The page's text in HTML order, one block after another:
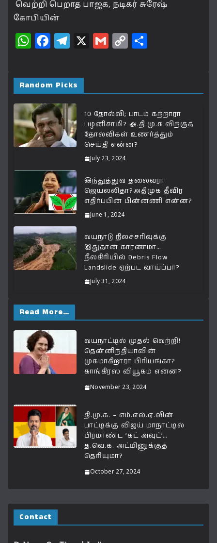
வெற்றி பெறாத பாஜக, நடிகர் சுரேஷ்
கோபியின்
W
s
A
p
p
F
e
b
o
o
k
T
g
ra
m
X
G
C
n
k
Random Picks
10 தோல்வி; பாடம் கற்றாரா
பழனிசாமி? அ.தி.மு.க.விற்குத்
தோல்விகள் உணர்த்தும்
செய்தி என்ன?
July 23, 2024
இந்துத்துவ தலைவரா
ஜெயலலிதா?அதிமுக தீவிர
எதிர்ப்பின் பின்னணி என்ன?
June 1, 2024
வயநாடு நிலச்சரிவுக்கு
இதுதான் காரணமா…
நீலகிரியில் Debris Flow
Landslide ஏற்பட வாய்ப்பா?
July 31, 2024
Read More…
வயநாட்டில் முதல் வெற்றி!
தென்னிந்தியாவின்
முகமாகிறாரா பிரியங்கா?
காங்கிரஸ் வியூகம் என்ன?
November 23, 2024
தி.மு.க. – எம்.எல்.ஏ.வின்
பாட்டிக்கு விஜய் மாநாட்டில்
பிரமாண்ட ’கட் அவுட்’…
த.வெ.க. அட்மினுக்குத்
தெரியுமா?
October 27, 2024
Contact